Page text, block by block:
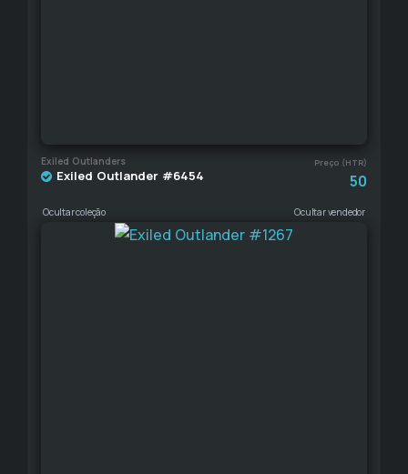
Exiled Outlanders Preço (HTR)
Exiled Outlander #6454 50
Ocultar coleção Ocultar vendedor